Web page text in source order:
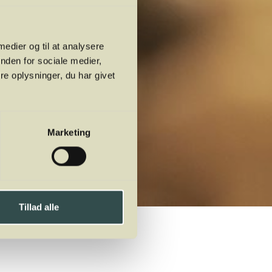
og til at analysere
for sociale medier,
oplysninger, du har givet
Marketing
Tillad alle